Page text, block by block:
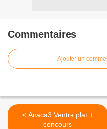
Commentaires
Ajouter un
< Anaca3 Ventre plat +
concours